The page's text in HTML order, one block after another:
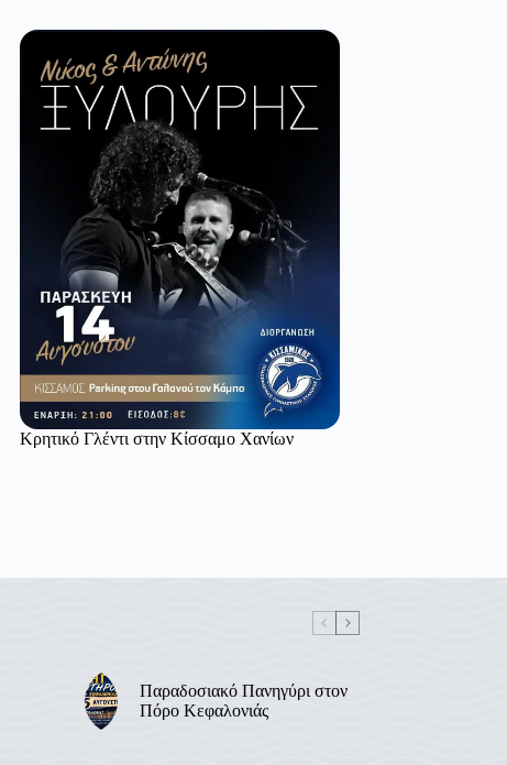
Κρητικό Γλέντι στην Κίσσαμο Χανίων
Παραδοσιακό Πανηγύρι στον
Πόρο Κεφαλονιάς